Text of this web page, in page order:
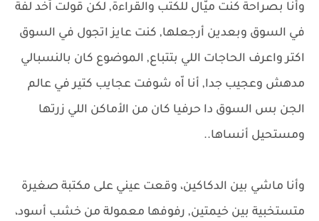
وأنا بصراحة كنت ميّال للكتب والقراءة, لكن قولت اّخد لفة
في السوق وبعدين أرجعلها, كنت عايز اتجول في السوق
اكتر واعرف الحاجات اللي بتتباع, الموضوع كان بالنسبالي
مدهش وعجيب جدا, أنا اّه شوفت عجايب كتير في عالم
الجن بس السوق دا حرفيا كان من الأماكن اللي زرتها
ومستحيل أنساها..
وأنا ماشي بين الدكاكين، وقعت عيني على مكتبة صغيرة
متستخبية بين خيمتين, رفوفها معمولة من خشب أسود،